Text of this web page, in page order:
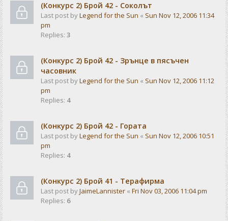
(Конкурс 2) Брой 42 - Соколът
Last post byLegend for the Sun « Sun Nov 12, 2006 11:34
pm
Replies: 3
(Конкурс 2) Брой 42 - Зрънце в пясъчен
часовник
Last post byLegend for the Sun « Sun Nov 12, 2006 11:12
pm
Replies: 4
(Конкурс 2) Брой 42 - Гората
Last post byLegend for the Sun « Sun Nov 12, 2006 10:51
pm
Replies: 4
(Конкурс 2) Брой 41 - Терафирма
Last post byJaimeLannister « Fri Nov 03, 2006 11:04 pm
Replies: 6